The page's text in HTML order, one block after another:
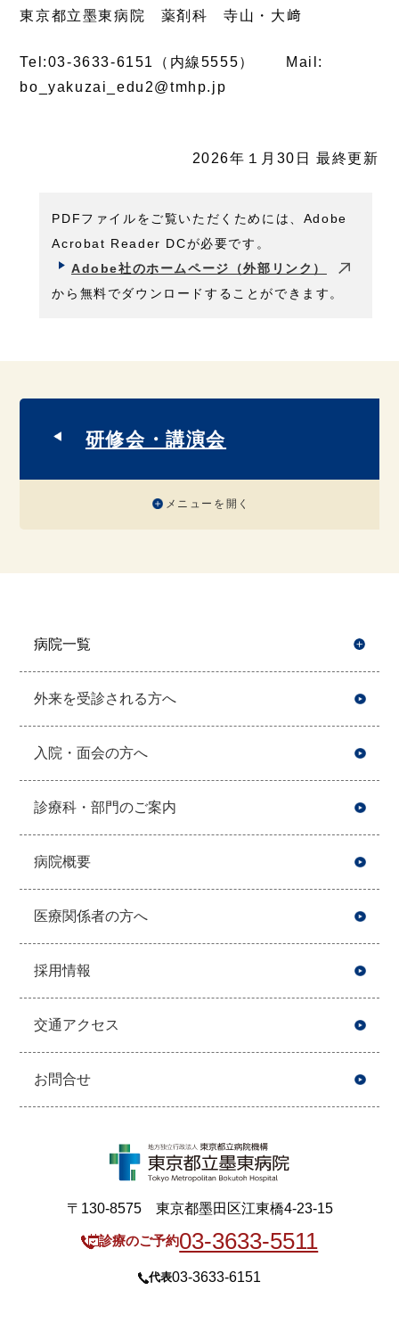
東京都立墨東病院 薬剤科 寺山・大﨑
Tel:03-3633-6151（内線5555） Mail:
bo_yakuzai_edu2@tmhp.jp
2026年１月30日 最終更新
PDFファイルをご覧いただくためには、Adobe
Acrobat Reader DCが必要です。
Adobe社のホームページ（外部リンク）
から無料でダウンロードすることができます。
研修会・講演会
メニューを開く
病院一覧
外来を受診される方へ
入院・面会の方へ
診療科・部門のご案内
病院概要
医療関係者の方へ
採用情報
交通アクセス
お問合せ
〒130-8575 東京都墨田区江東橋4-23-15
診療のご予約03-3633-5511
代表03-3633-6151